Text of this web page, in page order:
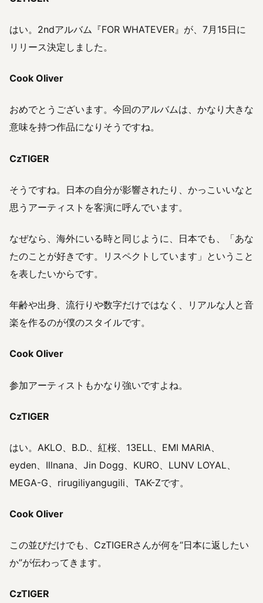
はい。2ndアルバム『FOR WHATEVER』が、7月15日に
リリース決定しました。
Cook Oliver
おめでとうございます。今回のアルバムは、かなり大きな
意味を持つ作品になりそうですね。
CzTIGER
そうですね。日本の自分が影響されたり、かっこいいなと
思うアーティストを客演に呼んでいます。
なぜなら、海外にいる時と同じように、日本でも、「あな
たのことが好きです。リスペクトしています」ということ
を表したいからです。
年齢や出身、流行りや数字だけではなく、リアルな人と音
楽を作るのが僕のスタイルです。
Cook Oliver
参加アーティストもかなり強いですよね。
CzTIGER
はい。AKLO、B.D.、紅桜、13ELL、EMI MARIA、
eyden、Illnana、Jin Dogg、KURO、LUNV LOYAL、
MEGA-G、rirugiliyangugili、TAK-Zです。
Cook Oliver
この並びだけでも、CzTIGERさんが何を“日本に返したい
か”が伝わってきます。
CzTIGER